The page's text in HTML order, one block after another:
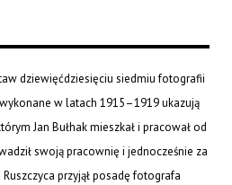
dziewięćdziesięciu siedmiu fotografii
w latach 1915–1919 ukazują
Jan Bułhak mieszkał i pracował od
swoją pracownię i jednocześnie za
przyjął posadę fotografa